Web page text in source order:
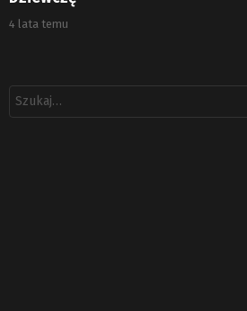
4 lata temu